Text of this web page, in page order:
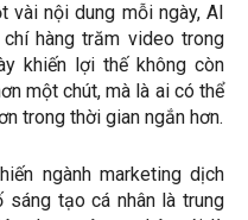
vài nội dung mỗi ngày, AI
hàng trăm video trong
khiến lợi thế không còn
một chút, mà là ai có thể
trong thời gian ngắn hơn.
ngành marketing dịch
sáng tạo cá nhân là trung